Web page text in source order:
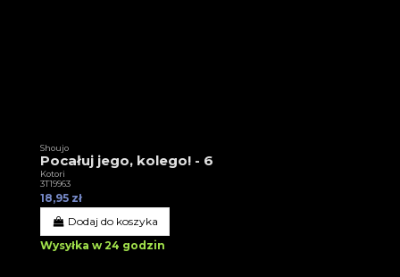
Shoujo
Pocałuj jego, kolego! - 6
Kotori
3T19963
18,95 zł
Dodaj do koszyka
Wysyłka w 24 godzin